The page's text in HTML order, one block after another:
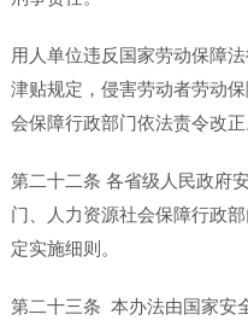
用人单位违反国家劳动保障
津贴规定，侵害劳动者劳动
会保障行政部门依法责令改正
第二十二条 各省级人民政府
门、人力资源社会保障行政
定实施细则。
第二十三条 本办法由国家安